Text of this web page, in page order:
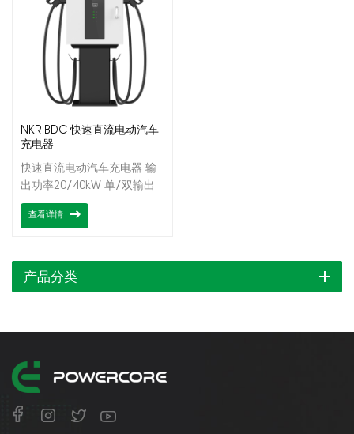
NKR-BDC 快速直流电动汽车
充电器
快速直流电动汽车充电器 输
出功率20/40kW 单/双输出
CCS1 / CCS2 / CHAdeMO
查看详情
产品分类